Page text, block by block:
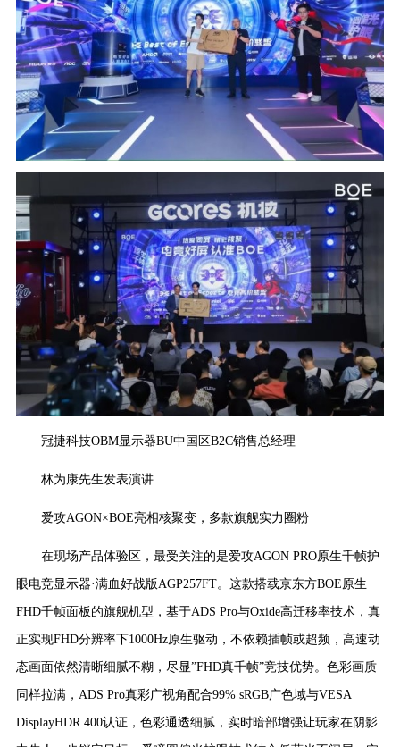
冠捷科技OBM显示器BU中国区B2C销售总经理
林为康先生发表演讲
爱攻AGON×BOE亮相核聚变，多款旗舰实力圈粉
在现场产品体验区，最受关注的是爱攻AGON PRO原生千帧护
眼电竞显示器·满血好战版AGP257FT。这款搭载京东方BOE原生
FHD千帧面板的旗舰机型，基于ADS Pro与Oxide高迁移率技术，真
正实现FHD分辨率下1000Hz原生驱动，不依赖插帧或超频，高速动
态画面依然清晰细腻不糊，尽显”FHD真千帧”竞技优势。色彩画质
同样拉满，ADS Pro真彩广视角配合99% sRGB广色域与VESA
DisplayHDR 400认证，色彩通透细腻，实时暗部增强让玩家在阴影